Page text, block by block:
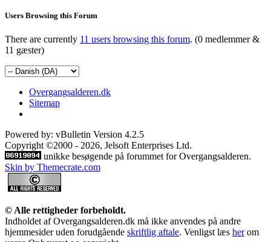
Users Browsing this Forum
There are currently 11 users browsing this forum. (0 medlemmer &
11 gæster)
Overgangsalderen.dk
Sitemap
Powered by: vBulletin Version 4.2.5
Copyright ©2000 - 2026, Jelsoft Enterprises Ltd.
unikke besøgende på forummet for Overgangsalderen.
Skin by Themecrate.com
© Alle rettigheder forbeholdt.
Indholdet af Overgangsalderen.dk må ikke anvendes på andre
hjemmesider uden forudgående skriftlig aftale. Venligst læs herom